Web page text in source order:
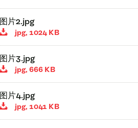
图片2.jpg
jpg, 1024 KB
图片3.jpg
jpg, 666 KB
图片4.jpg
jpg, 1041 KB